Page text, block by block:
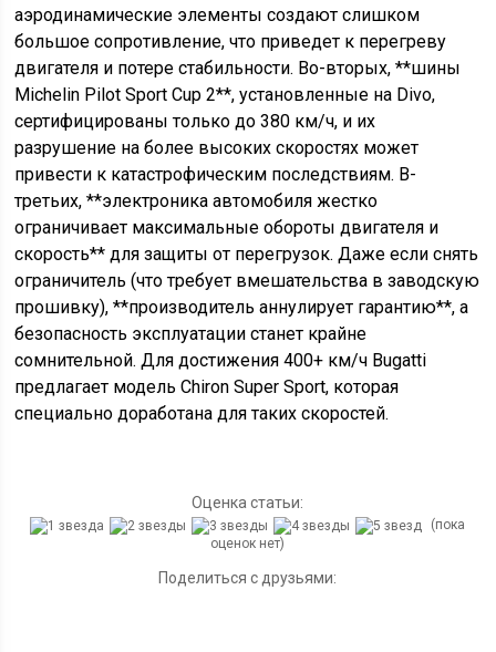
аэродинамические элементы создают слишком
большое сопротивление, что приведет к перегреву
двигателя и потере стабильности. Во-вторых, **шины
Michelin Pilot Sport Cup 2**, установленные на Divo,
сертифицированы только до 380 км/ч, и их
разрушение на более высоких скоростях может
привести к катастрофическим последствиям. В-
третьих, **электроника автомобиля жестко
ограничивает максимальные обороты двигателя и
скорость** для защиты от перегрузок. Даже если снять
ограничитель (что требует вмешательства в заводскую
прошивку), **производитель аннулирует гарантию**, а
безопасность эксплуатации станет крайне
сомнительной. Для достижения 400+ км/ч Bugatti
предлагает модель Chiron Super Sport, которая
специально доработана для таких скоростей.
Оценка статьи:
(пока
оценок нет)
Поделиться с друзьями: